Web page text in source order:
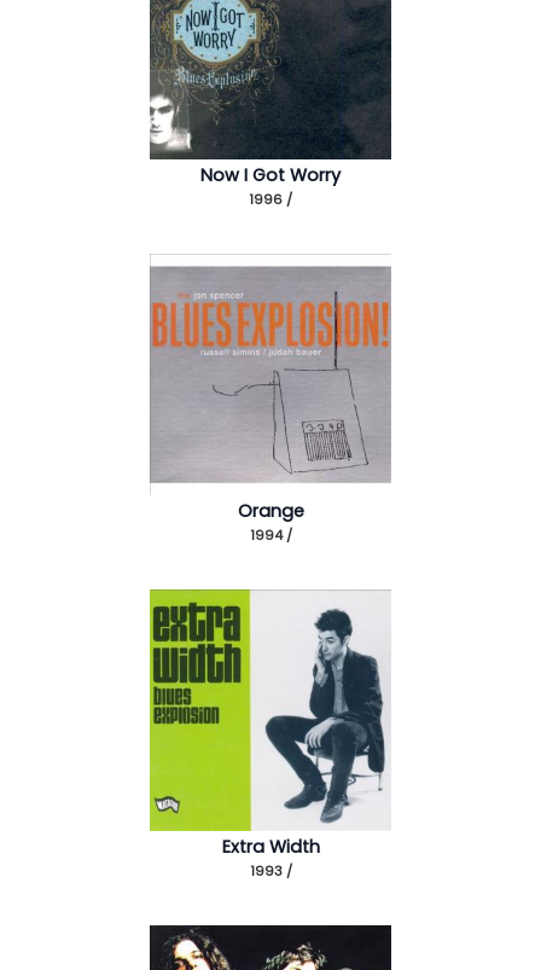
Now I Got Worry
1996 /
Orange
1994 /
Extra Width
1993 /